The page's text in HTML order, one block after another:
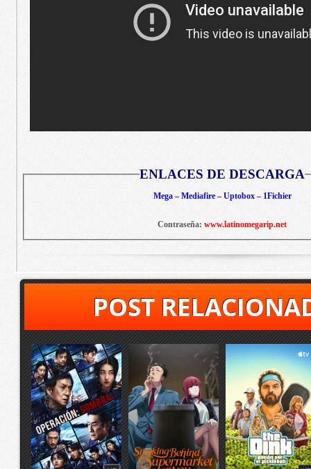
ENLACES DE DESCARGA
Mega – Mediafire – Uptobox – 1Fichier
Contraseña: www.latinomegarip.net
POST